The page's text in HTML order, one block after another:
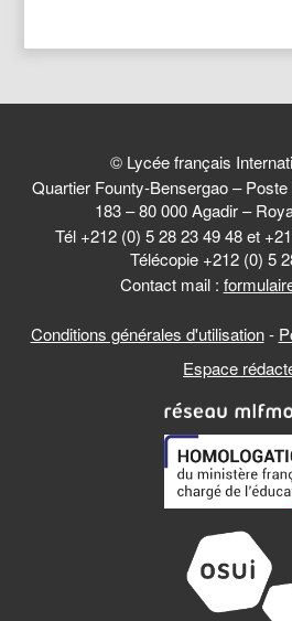
© Lycée français
Quartier Founty-Bensergao – Poste
183 – 80 000 Agadir –
Tél +212 (0) 5 28 23 49 48 et
Télécopie +212 (0) 5
Contact mail :
Conditions générales d'utilisation-
Espace